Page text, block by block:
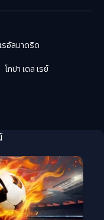
เรอัลมาดริด
โกปา เดล เรย์